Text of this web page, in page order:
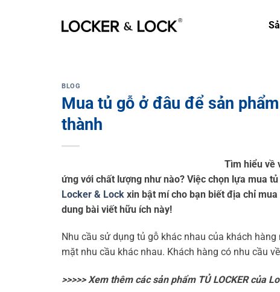
BLOG
Mua tủ gỗ ở đâu để sản
thành
Tìm hiểu về
ứng với chất lượng như nào? Việc chọn lựa mua
Locker & Lock xin bật mí cho bạn biết địa chỉ
dung bài viết hữu ích này!
Nhu cầu sử dụng tủ gỗ khác nhau của khách
mặt nhu cầu khác nhau. Khách hàng có nhu cầu
>>>>> Xem thêm các sản phẩm TỦ LOCKER của